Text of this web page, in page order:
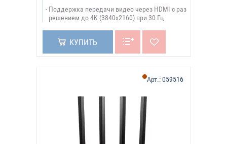
Поддержка передачи видео через HDMI с раз
решением до 4K (3840x2160) при 30 Гц
КУПИТЬ
Арт.:059516